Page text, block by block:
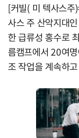
[커빌( 미 텍사스
사스 주 산악지대
한 급류성 홍수로
름캠프에서 20여
조 작업을 계속하